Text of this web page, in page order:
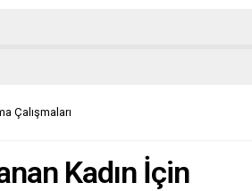
Çalışmaları
Kadın İçin